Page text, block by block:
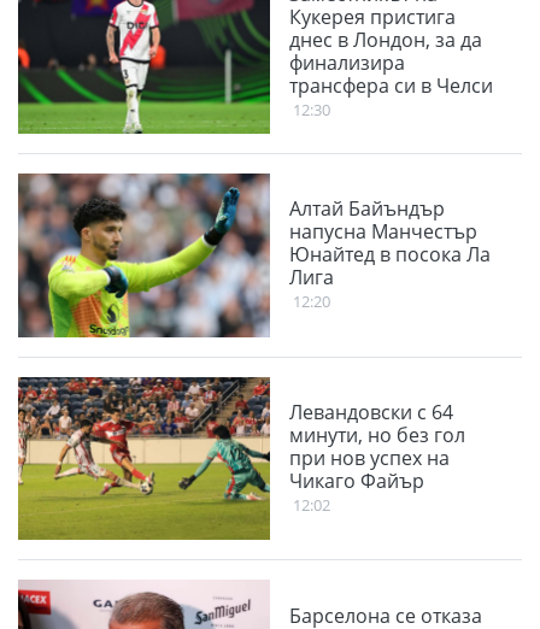
Кукерея пристига
днес в Лондон, за да
финализира
трансфера си в Челси
12:30
Алтай Байъндър
напусна Манчестър
Юнайтед в посока Ла
Лига
12:20
Левандовски с 64
минути, но без гол
при нов успех на
Чикаго Файър
12:02
Барселона се отказа